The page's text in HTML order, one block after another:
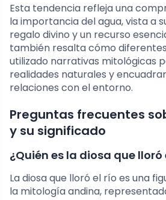
Esta tendencia refleja una
la importancia del agua, vista a
regalo divino y un recurso
también resalta cómo
utilizado narrativas mitológicas
realidades naturales y
relaciones con el entorno.
Preguntas frecuentes
y su significado
¿Quién es la diosa que lloró
La diosa que lloró el río es una
la mitología andina,